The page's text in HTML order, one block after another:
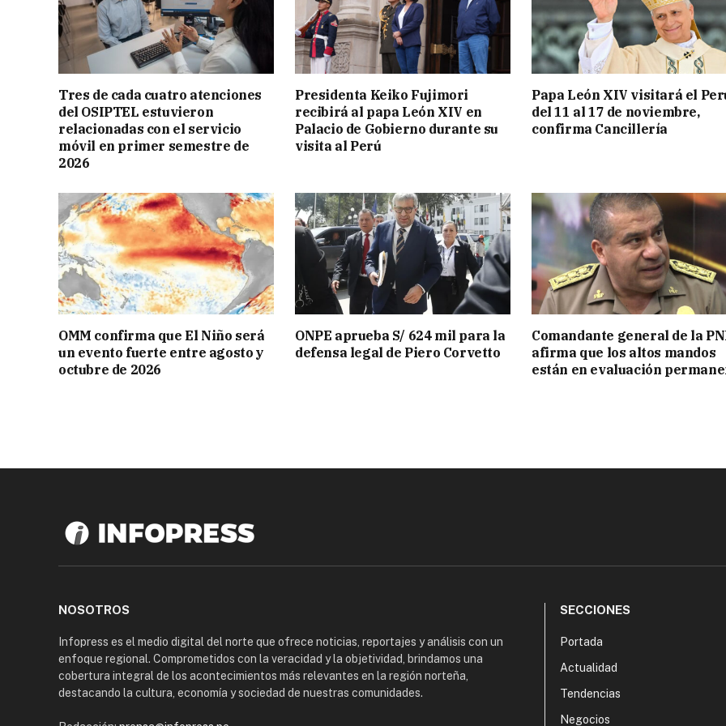
Tres de cada cuatro atenciones
del OSIPTEL estuvieron
relacionadas con el servicio
móvil en primer semestre de
2026
Presidenta Keiko Fujimori
recibirá al papa León XIV en
Palacio de Gobierno durante su
visita al Perú
Papa León XIV visitará el
del 11 al 17 de noviembre,
confirma Cancillería
OMM confirma que El Niño será
un evento fuerte entre agosto y
octubre de 2026
ONPE aprueba S/ 624 mil para la
defensa legal de Piero Corvetto
Comandante general de la
afirma que los altos mandos
están en evaluación
NOSOTROS
Infopress es el medio digital del norte que ofrece noticias, reportajes y análisis con un
enfoque regional. Comprometidos con la veracidad y la objetividad, brindamos una
cobertura integral de los acontecimientos más relevantes en la región norteña,
destacando la cultura, economía y sociedad de nuestras comunidades.
SECCIONES
Portada
Actualidad
Tendencias
Negocios